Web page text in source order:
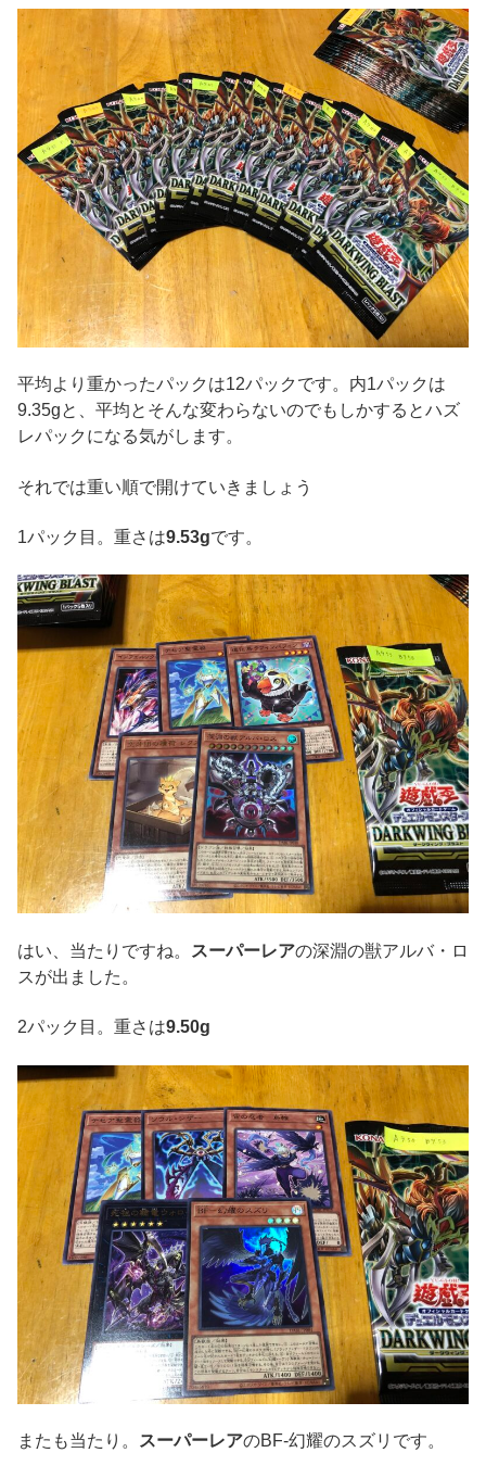
平均より重かったパックは12パックです。内1パックは
9.35gと、平均とそんな変わらないのでもしかするとハズ
レパックになる気がします。
それでは重い順で開けていきましょう
1パック目。重さは9.53gです。
はい、当たりですね。 スーパーレアの深淵の獣アルバ・ロ
スが出ました。
2パック目。重さは9.50g
またも当たり。 スーパーレアのBF-幻耀のスズリです。